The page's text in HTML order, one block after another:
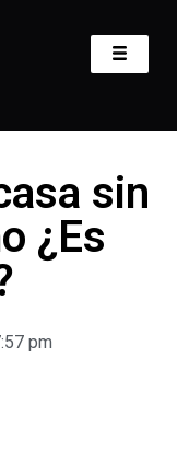
sin
¿Es
pm